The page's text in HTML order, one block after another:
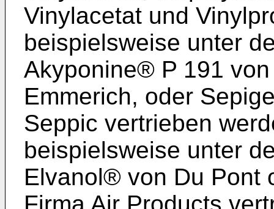
Vinylacetat und
beispielsweise unter
Akyponine® P 191
Emmerich, oder
Seppic vertrieben
beispielsweise unter
Elvanol® von Du Pont
Firma Air Products